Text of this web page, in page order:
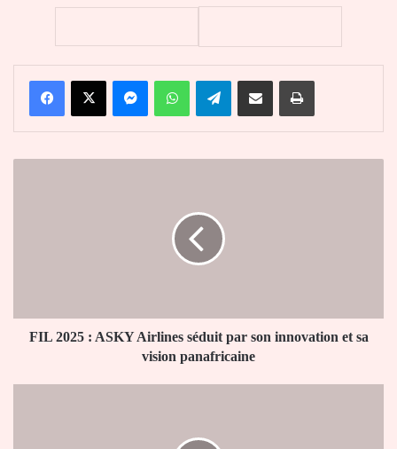
FacebookX MessengerWhatsAppTelegramPartager par email Imprimer
innovation
FIL 2025 : ASKY Airlines séduit par son innovation et sa
vision panafricaine